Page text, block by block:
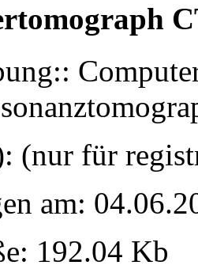
(nur für
am:
192.04 Kb